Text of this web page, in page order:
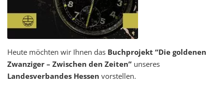
Heute möchten wir Ihnen das Buchprojekt “Die goldenen
Zwanziger – Zwischen den Zeiten” unseres
Landesverbandes Hessen vorstellen.